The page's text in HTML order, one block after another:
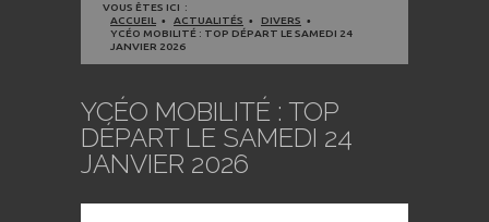
VOUS ÊTES ICI :
ACCUEIL
ACTUALITÉS
DIVERS
YCÉO MOBILITÉ : TOP DÉPART LE SAMEDI 24
JANVIER 2026
YCÉO MOBILITÉ : TOP
DÉPART LE SAMEDI 24
JANVIER 2026